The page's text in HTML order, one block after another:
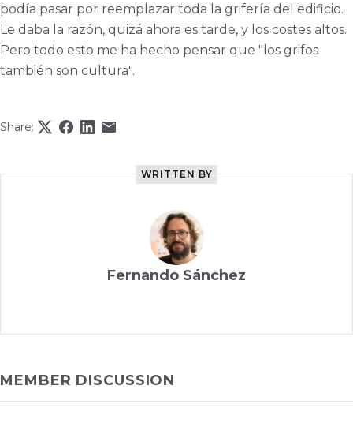
podía pasar por reemplazar toda la grifería del edificio.
Le daba la razón, quizá ahora es tarde, y los costes altos.
Pero todo esto me ha hecho pensar que "los grifos
también son cultura".
Share:
WRITTEN BY
Fernando Sánchez
MEMBER DISCUSSION